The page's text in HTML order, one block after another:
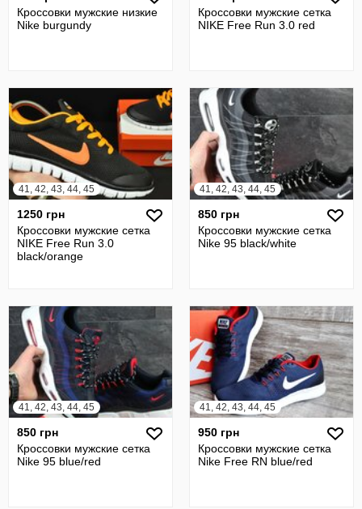
Кроссовки мужские низкие
Nike burgundy
Кроссовки мужские сетка
NIKE Free Run 3.0 red
41, 42, 43, 44, 45
1250 грн
Кроссовки мужские сетка
NIKE Free Run 3.0
black/orange
41, 42, 43, 44, 45
850 грн
Кроссовки мужские сетка
Nike 95 black/white
41, 42, 43, 44, 45
850 грн
Кроссовки мужские сетка
Nike 95 blue/red
41, 42, 43, 44, 45
950 грн
Кроссовки мужские сетка
Nike Free RN blue/red